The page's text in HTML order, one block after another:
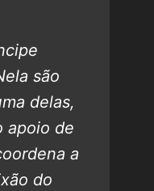
são
delas,
apoio de
a
do